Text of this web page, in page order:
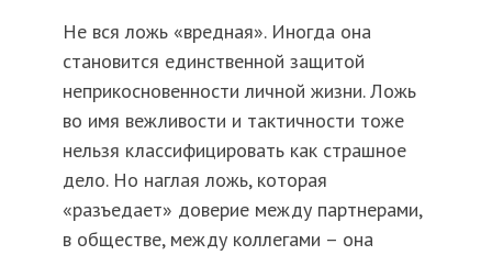
Не вся ложь «вредная». Иногда она
становится единственной защитой
неприкосновенности личной жизни. Ложь
во имя вежливости и тактичности тоже
нельзя классифицировать как страшное
дело. Но наглая ложь, которая
«разъедает» доверие между партнерами,
в обществе, между коллегами – она